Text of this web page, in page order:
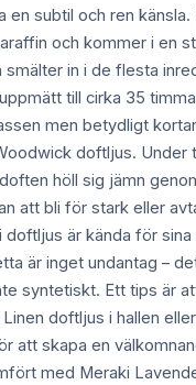
en subtil och ren
och kommer i en
in i de flesta
till cirka 35
men betydligt
doftljus. Under
höll sig jämn
att bli för stark eller
doftljus är kända för sina
är inget undantag –
syntetiskt. Ett tips är
doftljus i hallen eller
att skapa en
med Meraki